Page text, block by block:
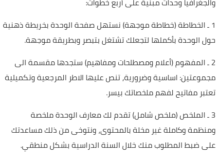
1 ـ الخطاطة (خطاطة موجهة) نستهل صفحة الوحدة بخريطة ذهنية
حول الوحدة بأكملها لتجعلك تشتغل بتبصر وبطريقة موجهة.
2 ـ المفهوم (أعلام ومصطلحات ومفاهيم) ستجدها مقسمة الى
مجموعتين: اساسية وضرورية، تنص عليها الاطر المرجعية وتكميلية
تعتبر مفاتيح لفهم ملخصاتك بيسر.
3 ـ الملخص (ملخص شامل) تقدم لك معارف الوحدة ملخصة
ومنظمة وكاملة غير مخلة بالمحتوى، ونتوخى من ذلك مساعدتك
على ضبط المطلوب منك خلال السنة الدراسية بشكل منطقي.